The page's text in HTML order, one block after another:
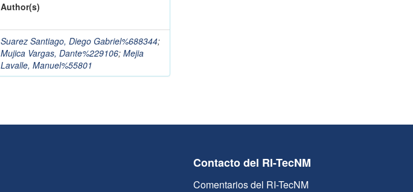
Author(s)
Suarez Santiago, Diego Gabriel%688344;
Mujica Vargas, Dante%229106; Mejia
Lavalle, Manuel%55801
Contacto del RI-TecNM
Comentarios del RI-TecNM